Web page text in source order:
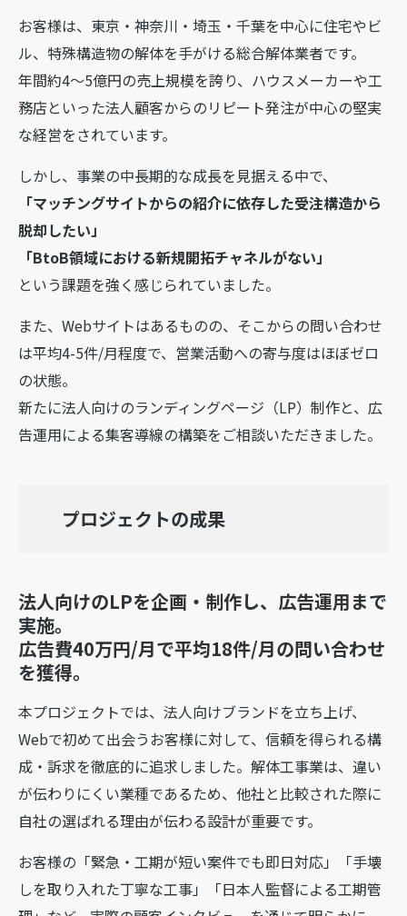
お客様は、東京・神奈川・埼玉・千葉を中心に住宅やビ
ル、特殊構造物の解体を手がける総合解体業者です。
年間約4〜5億円の売上規模を誇り、ハウスメーカーや工
務店といった法人顧客からのリピート発注が中心の堅実
な経営をされています。
しかし、事業の中長期的な成長を見据える中で、
「マッチングサイトからの紹介に依存した受注構造から
脱却したい」
「BtoB領域における新規開拓チャネルがない」
という課題を強く感じられていました。
また、Webサイトはあるものの、そこからの問い合わせ
は平均4-5件/月程度で、営業活動への寄与度はほぼゼロ
の状態。
新たに法人向けのランディングページ（LP）制作と、広
告運用による集客導線の構築をご相談いただきました。
プロジェクトの成果
法人向けのLPを企画・制作し、広告運用まで
実施。
広告費40万円/月で平均18件/月の問い合わせ
を獲得。
本プロジェクトでは、法人向けブランドを立ち上げ、
Webで初めて出会うお客様に対して、信頼を得られる構
成・訴求を徹底的に追求しました。解体工事業は、違い
が伝わりにくい業種であるため、他社と比較された際に
自社の選ばれる理由が伝わる設計が重要です。
お客様の「緊急・工期が短い案件でも即日対応」「手壊
しを取り入れた丁寧な工事」「日本人監督による工期管